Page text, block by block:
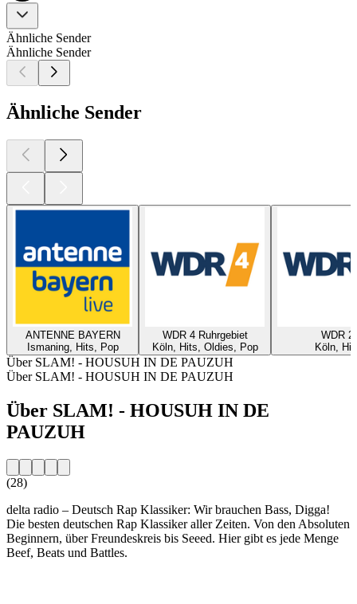
Ähnliche Sender
Ähnliche Sender
Ähnliche Sender
ANTENNE BAYERN
Ismaning, Hits, Pop
WDR 4 Ruhrgebiet
Köln, Hits, Oldies, Pop
WDR 2
Köln,
Über SLAM! - HOUSUH IN DE PAUZUH
Über SLAM! - HOUSUH IN DE PAUZUH
Über SLAM! - HOUSUH IN DE
PAUZUH
(28)
delta radio – Deutsch Rap Klassiker: Wir brauchen Bass, Digga!
Die besten deutschen Rap Klassiker aller Zeiten. Von den Absoluten
Beginnern, über Freundeskreis bis Seeed. Hier gibt es jede Menge
Beef, Beats und Battles.